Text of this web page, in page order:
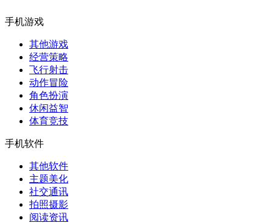
手机游戏
其他游戏
经营策略
飞行射击
动作冒险
角色扮演
休闲益智
体育竞技
手机软件
其他软件
主题美化
社交通讯
拍照摄影
阅读资讯